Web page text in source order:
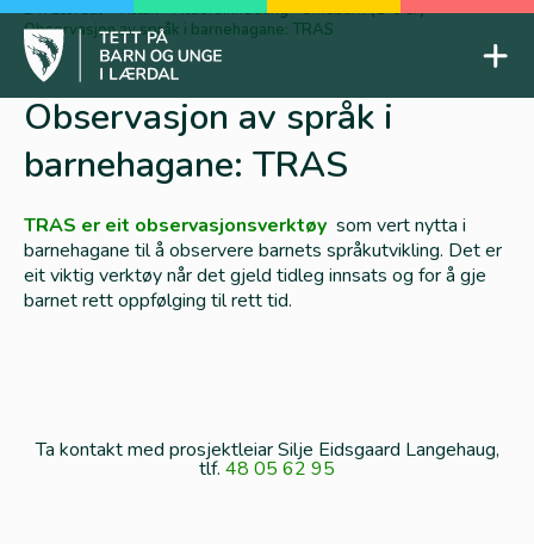
Skip
content
Tett på barn og unge
BTI Lærdal-Tiltak-Aldersinndeling-Småbarn (2-6 år)-
Observasjon av språk i barnehagane: TRAS
Observasjon av språk i
barnehagane: TRAS
TRAS er eit observasjonsverktøy som vert nytta i
barnehagane til å observere barnets språkutvikling. Det er
eit viktig verktøy når det gjeld tidleg innsats og for å gje
barnet rett oppfølging til rett tid.
Ta kontakt med prosjektleiar Silje Eidsgaard Langehaug,
tlf. 48 05 62 95